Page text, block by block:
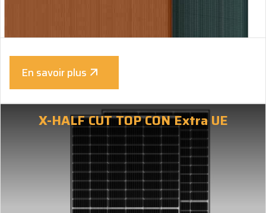
En savoir plus
X-HALF CUT TOP CON Extra UE